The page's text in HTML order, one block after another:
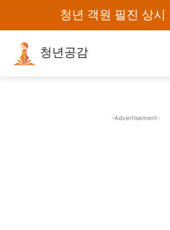
청년 객원 필진 상시
청년공감
-Advertisement-